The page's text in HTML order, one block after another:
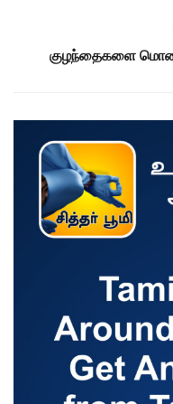
குழந்தைகளை